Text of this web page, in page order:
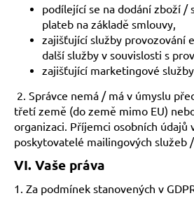
podílející se na dodání zboží /
plateb na základě smlouvy,
zajišťující služby provozování
další služby v souvislosti s
zajišťující marketingové služby.
2. Správce nemá / má v úmyslu
třetí země (do země mimo EU)
organizaci. Příjemci osobních údajů
poskytovatelé mailingových služeb
VI. Vaše práva
1. Za podmínek stanovených v